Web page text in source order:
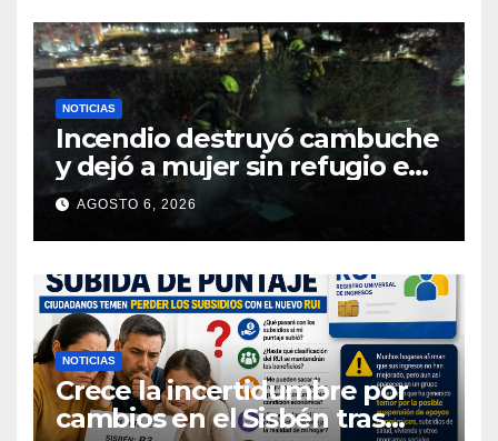
NOTICIAS
Incendio destruyó cambuche
y dejó a mujer sin refugio en
Pasto
AGOSTO 6, 2026
NOTICIAS
Crece la incertidumbre por
cambios en el Sisbén tras